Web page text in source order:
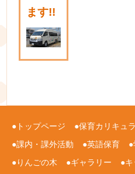
ます!!
トップページ 保育カリキュ
課内・課外活動
英語保育
りんごの木
ギャラリー